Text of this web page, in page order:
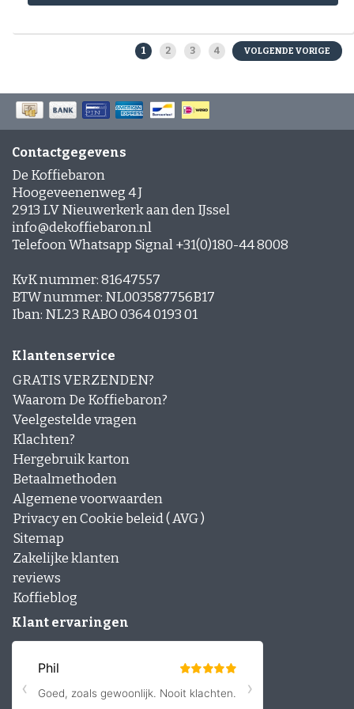
1 2 3 4 VOLGENDE VORIGE
Contactgegevens
De Koffiebaron
Hoogeveenenweg 4 J
2913 LV Nieuwerkerk aan den IJssel
info@dekoffiebaron.nl
Telefoon Whatsapp Signal +31(0)180-44 8008
KvK nummer: 81647557
BTW nummer: NL003587756B17
Iban: NL23 RABO 0364 0193 01
Klantenservice
GRATIS VERZENDEN?
Waarom De Koffiebaron?
Veelgestelde vragen
Klachten?
Hergebruik karton
Betaalmethoden
Algemene voorwaarden
Privacy en Cookie beleid ( AVG )
Sitemap
Zakelijke klanten
reviews
Koffieblog
Klant ervaringen